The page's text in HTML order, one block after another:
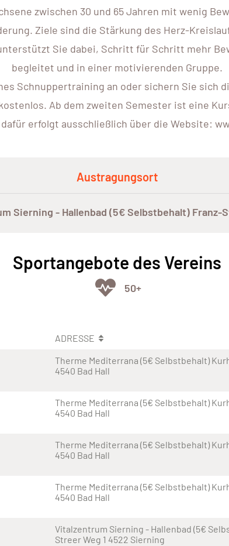
zwischen 30 und 65 Jahren mit wenig
Ziele sind die Stärkung des Herz-
Sie dabei, Schritt für Schritt mehr
begleitet und in einer motivierenden Gruppe.
Schnuppertraining an oder sichern Sie sich
Ab dem zweiten Semester ist eine
erfolgt ausschließlich über die Website:
Austragungsort
Sierning - Hallenbad (5€ Selbstbehalt) Franz-
Sportangebote des Vereins
50+
ADRESSE
Therme Mediterrana (5€ Selbstbehalt)
4540 Bad Hall
Therme Mediterrana (5€ Selbstbehalt)
4540 Bad Hall
Therme Mediterrana (5€ Selbstbehalt)
4540 Bad Hall
Therme Mediterrana (5€ Selbstbehalt)
4540 Bad Hall
Vitalzentrum Sierning - Hallenbad (5€
Streer Weg 1 4522 Sierning